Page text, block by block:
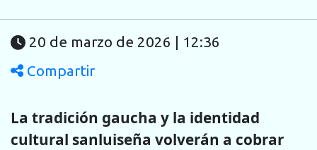
20 de marzo de 2026 | 12:36
Compartir
La tradición gaucha y la identidad
cultural sanluiseña volverán a cobrar